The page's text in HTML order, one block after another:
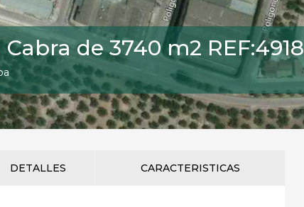
de 3740 m2 REF:4918
DETALLES CARACTERISTICAS